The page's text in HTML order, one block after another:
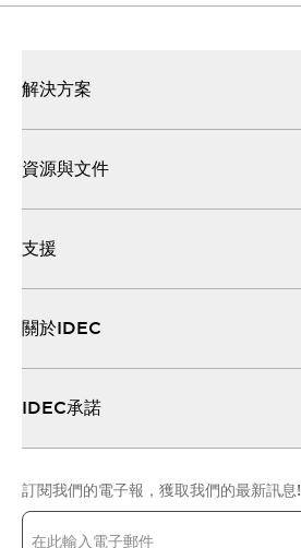
解決方案
資源與文件
支援
關於IDEC
IDEC承諾
訂閱我們的電子報，獲取我們的最新訊息!